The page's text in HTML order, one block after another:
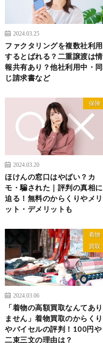
2024.03.25
ファクタリングを複数社利用
するとばれる？二重譲渡は情
報共有あり？他社利用中・同
じ請求書など
保険
2024.03.20
ほけんの窓口はやばい？カ
モ・騙された｜評判の真相に
迫る！無料のからくりやメリ
ット・デメリットも
着物
買取
2024.03.06
「着物の高額買取なんてあり
ません」着物買取のからくり
やバイセルの評判！100円や
二束三文の理由は？